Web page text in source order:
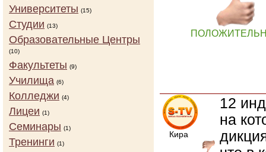
Кира
12
на
Университеты (15)
Студии (13)
Образовательные Центры
(10)
Факультеты (9)
Училища (6)
Колледжи (4)
Лицеи (1)
Семинары (1)
Тренинги (1)